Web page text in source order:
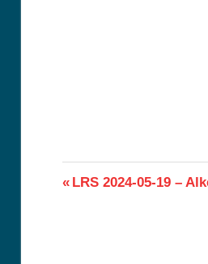
Previous
LRS 2024-05-19 –